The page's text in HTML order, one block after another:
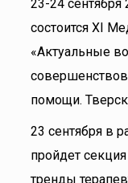
23-24 сентября
состоится XI
«Актуальные
помощи.
23 сентября в
пройдет
тренды